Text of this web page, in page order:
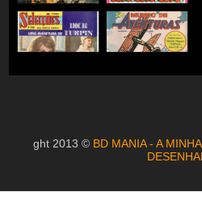
ght 2013 © BD MANIA - A